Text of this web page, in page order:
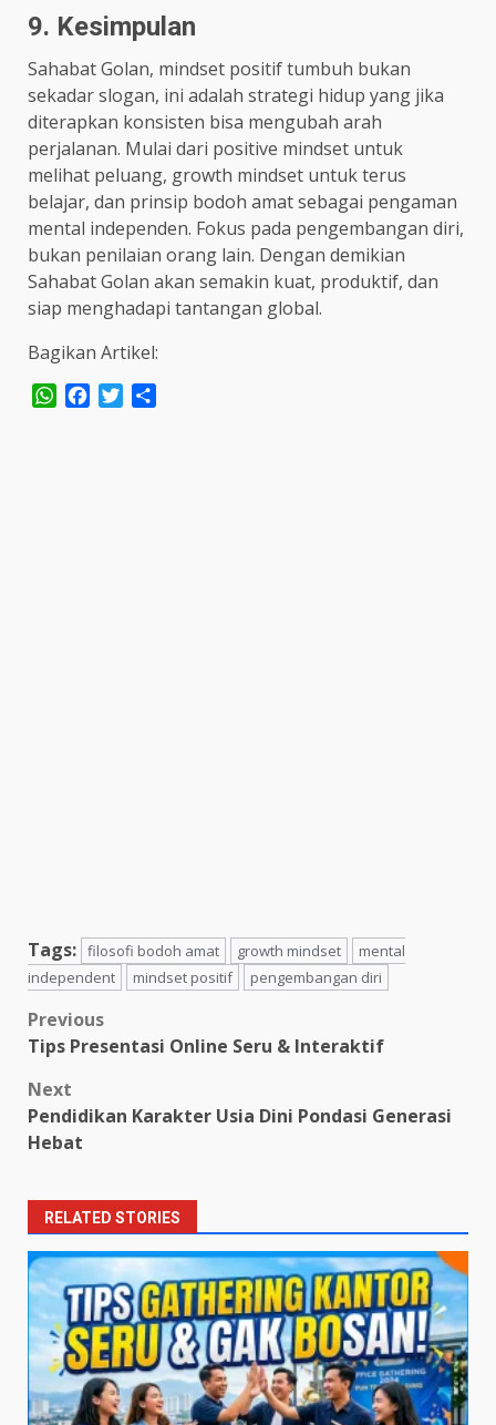
9. Kesimpulan
Sahabat Golan, mindset positif tumbuh bukan
sekadar slogan, ini adalah strategi hidup yang jika
diterapkan konsisten bisa mengubah arah
perjalanan. Mulai dari positive mindset untuk
melihat peluang, growth mindset untuk terus
belajar, dan prinsip bodoh amat sebagai pengaman
mental independen. Fokus pada pengembangan diri,
bukan penilaian orang lain. Dengan demikian
Sahabat Golan akan semakin kuat, produktif, dan
siap menghadapi tantangan global.
Bagikan Artikel:
WhatsApp
Facebook
Twitter
Tags: filosofi bodoh amat growth mindset
mental
independent
mindset positif pengembangan diri
Post
navigation
Previous
Tips Presentasi Online Seru & Interaktif
Next
Pendidikan Karakter Usia Dini Pondasi Generasi
Hebat
RELATED STORIES